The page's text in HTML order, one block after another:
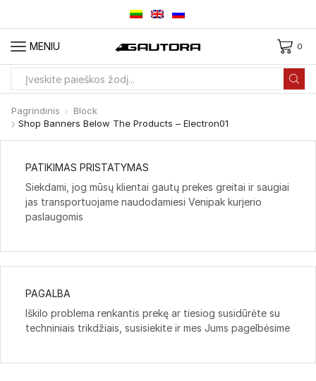
MENIU 0
Pagrindinis
Block
Shop Banners Below The Products – Electron01
PATIKIMAS PRISTATYMAS
Siekdami, jog mūsų klientai gautų prekes greitai ir saugiai
jas transportuojame naudodamiesi Venipak kurjerio
paslaugomis
PAGALBA
Iškilo problema renkantis prekę ar tiesiog susidūrėte su
techniniais trikdžiais, susisiekite ir mes Jums pagelbėsime